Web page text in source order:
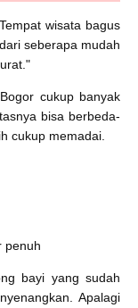
wisata bagus
seberapa mudah
cukup banyak
bisa berbeda-
cukup memadai.
penuh
bayi yang sudah
Apalagi